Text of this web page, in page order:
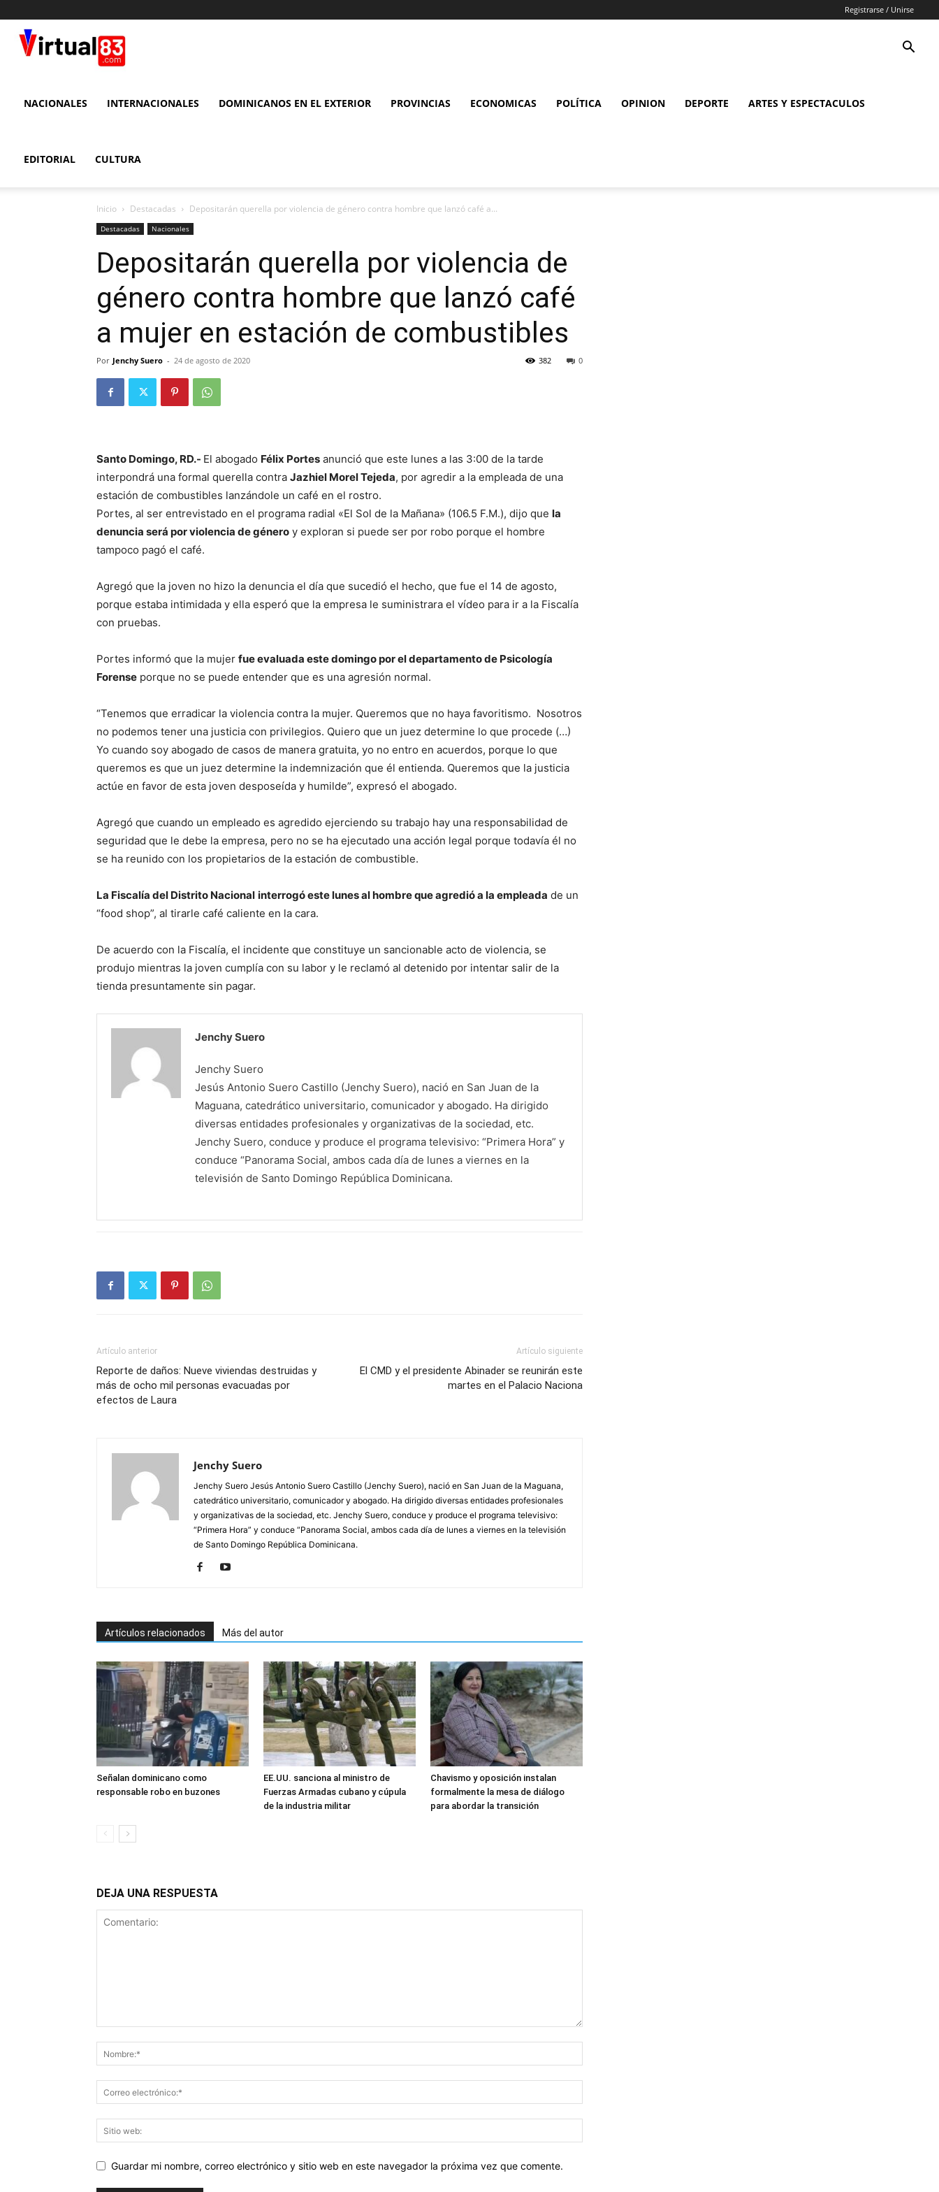
Registrarse / Unirse
83
NACIONALES INTERNACIONALES DOMINICANOS EN EL EXTERIOR PROVINCIAS ECONOMICAS POLÍTICA OPINION DEPORTE ARTES Y ESPECTACULOS
EDITORIAL CULTURA
Inicio Destacadas Depositarán querella por violencia de género contra hombre que lanzó café a...
Destacadas Nacionales
Depositarán querella por violencia de
género contra hombre que lanzó café
a mujer en estación de combustibles
Por Jenchy Suero - 24 de agosto de 2020 0
382
Santo Domingo, RD.- El abogado Félix Portes anunció que este lunes a las 3:00 de la tarde
interpondrá una formal querella contra Jazhiel Morel Tejeda, por agredir a la empleada de una
estación de combustibles lanzándole un café en el rostro.
Portes, al ser entrevistado en el programa radial «El Sol de la Mañana» (106.5 F.M.), dijo que la
denuncia será por violencia de género y exploran si puede ser por robo porque el hombre
tampoco pagó el café.
Agregó que la joven no hizo la denuncia el día que sucedió el hecho, que fue el 14 de agosto,
porque estaba intimidada y ella esperó que la empresa le suministrara el vídeo para ir a la Fiscalía
con pruebas.
Portes informó que la mujer fue evaluada este domingo por el departamento de Psicología
Forense porque no se puede entender que es una agresión normal.
“Tenemos que erradicar la violencia contra la mujer. Queremos que no haya favoritismo. Nosotros
no podemos tener una justicia con privilegios. Quiero que un juez determine lo que procede (…)
Yo cuando soy abogado de casos de manera gratuita, yo no entro en acuerdos, porque lo que
queremos es que un juez determine la indemnización que él entienda. Queremos que la justicia
actúe en favor de esta joven desposeída y humilde”, expresó el abogado.
Agregó que cuando un empleado es agredido ejerciendo su trabajo hay una responsabilidad de
seguridad que le debe la empresa, pero no se ha ejecutado una acción legal porque todavía él no
se ha reunido con los propietarios de la estación de combustible.
La Fiscalía del Distrito Nacional interrogó este lunes al hombre que agredió a la empleada de un
“food shop”, al tirarle café caliente en la cara.
De acuerdo con la Fiscalía, el incidente que constituye un sancionable acto de violencia, se
produjo mientras la joven cumplía con su labor y le reclamó al detenido por intentar salir de la
tienda presuntamente sin pagar.
Jenchy Suero
Jenchy Suero
Jesús Antonio Suero Castillo (Jenchy Suero), nació en San Juan de la
Maguana, catedrático universitario, comunicador y abogado. Ha dirigido
diversas entidades profesionales y organizativas de la sociedad, etc.
Jenchy Suero, conduce y produce el programa televisivo: “Primera Hora” y
conduce “Panorama Social, ambos cada día de lunes a viernes en la
televisión de Santo Domingo República Dominicana.
Artículo anterior
Reporte de daños: Nueve viviendas destruidas y
más de ocho mil personas evacuadas por
efectos de Laura
Artículo siguiente
El CMD y el presidente Abinader se reunirán este
martes en el Palacio Naciona
Jenchy Suero
Jenchy Suero Jesús Antonio Suero Castillo (Jenchy Suero), nació en San Juan de la Maguana,
catedrático universitario, comunicador y abogado. Ha dirigido diversas entidades profesionales
y organizativas de la sociedad, etc. Jenchy Suero, conduce y produce el programa televisivo:
“Primera Hora” y conduce “Panorama Social, ambos cada día de lunes a viernes en la televisión
de Santo Domingo República Dominicana.
Artículos relacionados Más del autor
Señalan dominicano como
responsable robo en buzones
EE.UU. sanciona al ministro de
Fuerzas Armadas cubano y cúpula
de la industria militar
Chavismo y oposición instalan
formalmente la mesa de diálogo
para abordar la transición
DEJA UNA RESPUESTA
Guardar mi nombre, correo electrónico y sitio web en este navegador la próxima vez que comente.